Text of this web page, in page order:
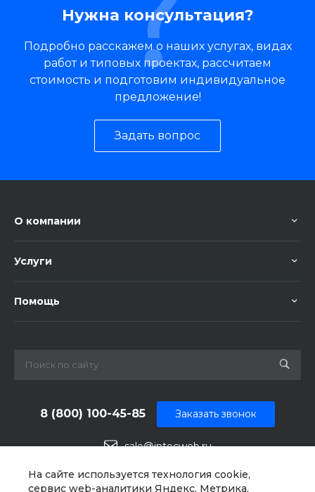
На сайте используется технология cookie,
сервис web-аналитики Яндекс. Метрика,
Нужна консультация?
Подробно расскажем о наших услугах, видах
работ и типовых проектах, рассчитаем
стоимость и подготовим индивидуальное
предложение!
Задать вопрос
О компании
Услуги
Помощь
8 (800) 100-45-85
sale@intecweb.ru
Заказать звонок
г. Челябинск, ул.Свободы, д. 93, оф. 6